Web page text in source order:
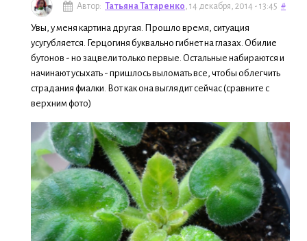
Автор: Татьяна Татаренко , 14 декабря, 2014 - 13:45 #
Увы, у меня картина другая. Прошло время, ситуация
усугубляется. Герцогиня буквально гибнет на глазах. Обилие
бутонов - но зацвели только первые. Остальные набираются и
начинают усыхать - пришлось выломать все, чтобы облегчить
страдания фиалки. Вот как она выглядит сейчас (сравните с
верхним фото)